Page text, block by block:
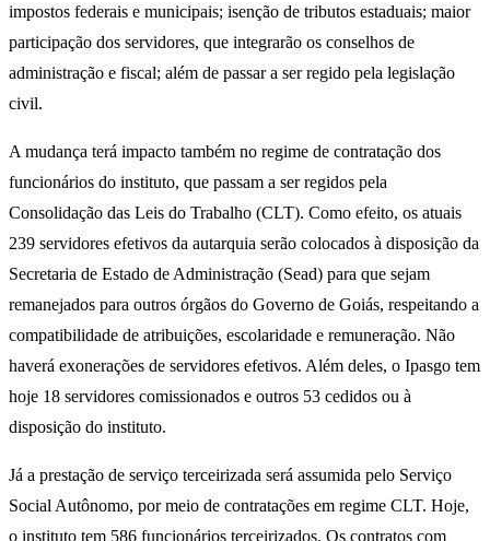
impostos federais e municipais; isenção de tributos estaduais; maior
participação dos servidores, que integrarão os conselhos de
administração e fiscal; além de passar a ser regido pela legislação
civil.
A mudança terá impacto também no regime de contratação dos
funcionários do instituto, que passam a ser regidos pela
Consolidação das Leis do Trabalho (CLT). Como efeito, os atuais
239 servidores efetivos da autarquia serão colocados à disposição da
Secretaria de Estado de Administração (Sead) para que sejam
remanejados para outros órgãos do Governo de Goiás, respeitando a
compatibilidade de atribuições, escolaridade e remuneração. Não
haverá exonerações de servidores efetivos. Além deles, o Ipasgo tem
hoje 18 servidores comissionados e outros 53 cedidos ou à
disposição do instituto.
Já a prestação de serviço terceirizada será assumida pelo Serviço
Social Autônomo, por meio de contratações em regime CLT. Hoje,
o instituto tem 586 funcionários terceirizados. Os contratos com